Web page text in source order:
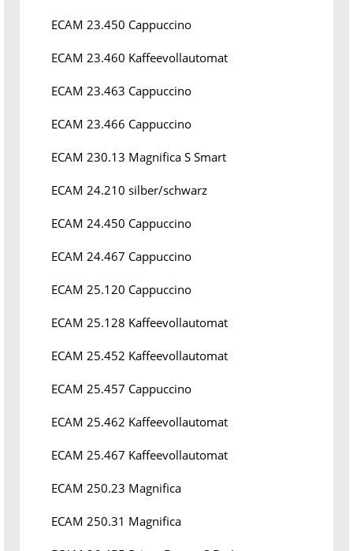
ECAM 23.450 Cappuccino
ECAM 23.460 Kaffeevollautomat
ECAM 23.463 Cappuccino
ECAM 23.466 Cappuccino
ECAM 230.13 Magnifica S Smart
ECAM 24.210 silber/schwarz
ECAM 24.450 Cappuccino
ECAM 24.467 Cappuccino
ECAM 25.120 Cappuccino
ECAM 25.128 Kaffeevollautomat
ECAM 25.452 Kaffeevollautomat
ECAM 25.457 Cappuccino
ECAM 25.462 Kaffeevollautomat
ECAM 25.467 Kaffeevollautomat
ECAM 250.23 Magnifica
ECAM 250.31 Magnifica